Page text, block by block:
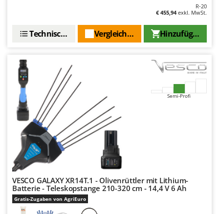
R-20
€ 455,94exkl. MwSt.
Hinzufügen
Vergleichen Sie
Technische Daten
Semi-Profi
VESCO GALAXY XR14T.1 - Olivenrüttler mit Lithium-
Batterie - Teleskopstange 210-320 cm - 14,4 V 6 Ah
Gratis-Zugaben von AgriEuro